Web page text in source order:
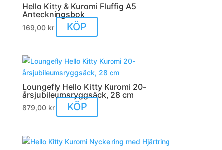
Hello Kitty & Kuromi Fluffig A5
Anteckningsbok
169,00 kr KÖP
Loungefly Hello Kitty Kuromi 20-
årsjubileumsryggsäck, 28 cm
879,00 kr KÖP